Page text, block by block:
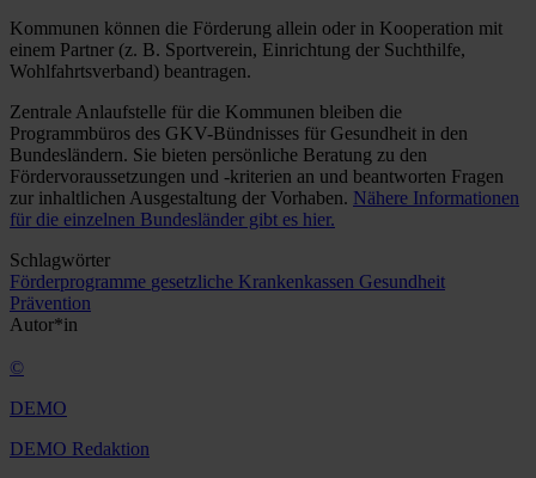
Kommunen können die Förderung allein oder in Kooperation mit
einem Partner (z. B. Sportverein, Einrichtung der Suchthilfe,
Wohlfahrtsverband) beantragen.
Zentrale Anlaufstelle für die Kommunen bleiben die
Programmbüros des GKV-Bündnisses für Gesundheit in den
Bundesländern. Sie bieten persönliche Beratung zu den
Fördervoraussetzungen und -kriterien an und beantworten Fragen
zur inhaltlichen Ausgestaltung der Vorhaben. Nähere Informationen
für die einzelnen Bundesländer gibt es hier.
Schlagwörter
Förderprogramme gesetzliche Krankenkassen Gesundheit
Prävention
Autor*in
©
DEMO
DEMO Redaktion